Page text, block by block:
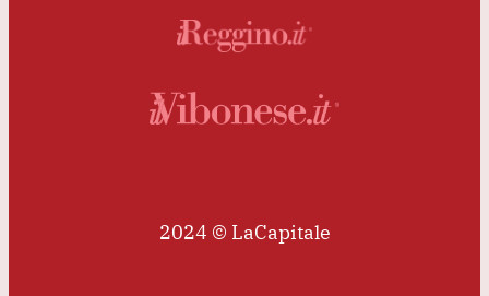
2024 © LaCapitale